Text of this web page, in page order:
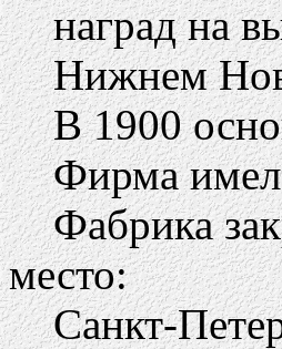
наград на
Нижнем
В 1900
Фирма
Фабрика
место:
Санкт-